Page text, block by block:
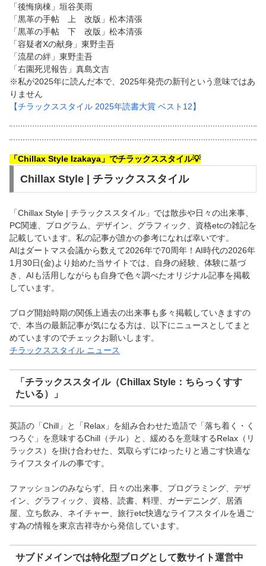
「後悔病棟」垣谷美雨
「黒革の手帖 上 改版」松本清張
「黒革の手帖 下 改版」松本清張
「容疑者Xの献身」東野圭吾
「流星の絆」東野圭吾
「右園死児報告」真島文吉
※私が2025年に読んだ本で、2025年発売の新刊という意味ではあ
りません
【チラックススタイル 2025年読書大賞 ベスト12】
「Chillax Style Izakaya」でチラックススタイル💡
Chillax Style | チラックススタイル
「Chillax Style | チラックススタイル」では散歩や日々の出来事、
PC関連、プログラム、デザイン、グラフィック、資格etcの雑記を
記載しています。私の記事が誰かの参考になれば幸いです。
AIはダートマス会議から数えて2026年で70周年！AI時代の2026年
1月30日(金)より始めた当サイトでは、自身の経験、体験に基づ
き、AIも活用しながらも自身で色々調べたオリジナル記事を掲載
しています。
ブログ開始時期の関係上過去の出来事も多々掲載していきますの
で、本当の最新記事が気になる方は、以下にニュースとしてまと
めていますのでチェックお願いします。
チラックススタイル ニュース
「チラックススタイル（Chillax Style：ちらっくすす
たいる）」
英語の「Chill」と「Relax」を組み合わせた造語で「落ち着く・く
つろぐ」を意味するChill（チル）と、緩めるを意味するRelax（リ
ラックス）を掛け合わせた、気取らずにゆったりと過ごす快適な
ライフスタイルの事です。
ファッションのみならず、日々の出来事、プログラミング、デザ
イン、グラフィック、資格、読書、料理、ガーデニング、居酒
屋、立ち飲み、ネイチャー、旅行etc快適なライフスタイルを過ご
す為の情報を東京吉祥寺から発信しています。
サブドメインでは特化型ブログとして数サイト運営中